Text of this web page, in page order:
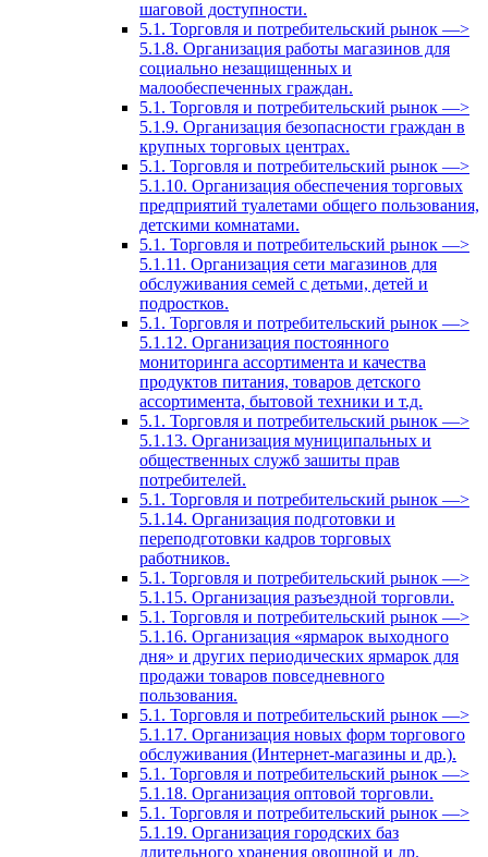
шаговой доступности.
5.1. Торговля и потребительский рынок —>
5.1.8. Организация работы магазинов для
социально незащищенных и
малообеспеченных граждан.
5.1. Торговля и потребительский рынок —>
5.1.9. Организация безопасности граждан в
крупных торговых центрах.
5.1. Торговля и потребительский рынок —>
5.1.10. Организация обеспечения торговых
предприятий туалетами общего пользования,
детскими комнатами.
5.1. Торговля и потребительский рынок —>
5.1.11. Организация сети магазинов для
обслуживания семей с детьми, детей и
подростков.
5.1. Торговля и потребительский рынок —>
5.1.12. Организация постоянного
мониторинга ассортимента и качества
продуктов питания, товаров детского
ассортимента, бытовой техники и т.д.
5.1. Торговля и потребительский рынок —>
5.1.13. Организация муниципальных и
общественных служб зашиты прав
потребителей.
5.1. Торговля и потребительский рынок —>
5.1.14. Организация подготовки и
переподготовки кадров торговых
работников.
5.1. Торговля и потребительский рынок —>
5.1.15. Организация разъездной торговли.
5.1. Торговля и потребительский рынок —>
5.1.16. Организация «ярмарок выходного
дня» и других периодических ярмарок для
продажи товаров повседневного
пользования.
5.1. Торговля и потребительский рынок —>
5.1.17. Организация новых форм торгового
обслуживания (Интернет-магазины и др.).
5.1. Торговля и потребительский рынок —>
5.1.18. Организация оптовой торговли.
5.1. Торговля и потребительский рынок —>
5.1.19. Организация городских баз
длительного хранения овощной и др.